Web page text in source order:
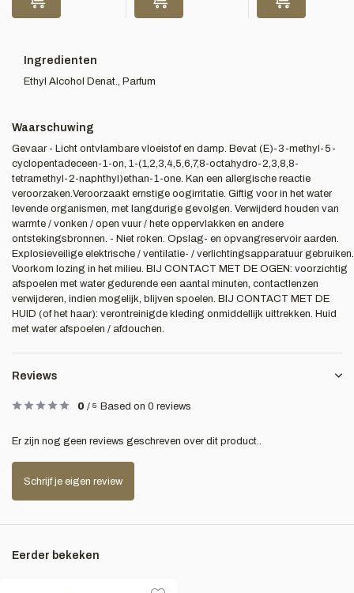
Ingredienten
Ethyl Alcohol Denat., Parfum
Waarschuwing
Gevaar - Licht ontvlambare vloeistof en damp. Bevat (E)-3-methyl-5-
cyclopentadeceen-1-on, 1-(1,2,3,4,5,6,7,8-octahydro-2,3,8,8-
tetramethyl-2-naphthyl)ethan-1-one. Kan een allergische reactie
veroorzaken.Veroorzaakt ernstige oogirritatie. Giftig voor in het water
levende organismen, met langdurige gevolgen. Verwijderd houden van
warmte / vonken / open vuur / hete oppervlakken en andere
ontstekingsbronnen. - Niet roken. Opslag- en opvangreservoir aarden.
Explosieveilige elektrische / ventilatie- / verlichtingsapparatuur gebruiken.
Voorkom lozing in het milieu. BIJ CONTACT MET DE OGEN: voorzichtig
afspoelen met water gedurende een aantal minuten, contactlenzen
verwijderen, indien mogelijk, blijven spoelen. BIJ CONTACT MET DE
HUID (of het haar): verontreinigde kleding onmiddellijk uittrekken. Huid
met water afspoelen / afdouchen.
Reviews
0 / 5 Based on 0 reviews
Er zijn nog geen reviews geschreven over dit product..
Schrijf je eigen review
Eerder bekeken